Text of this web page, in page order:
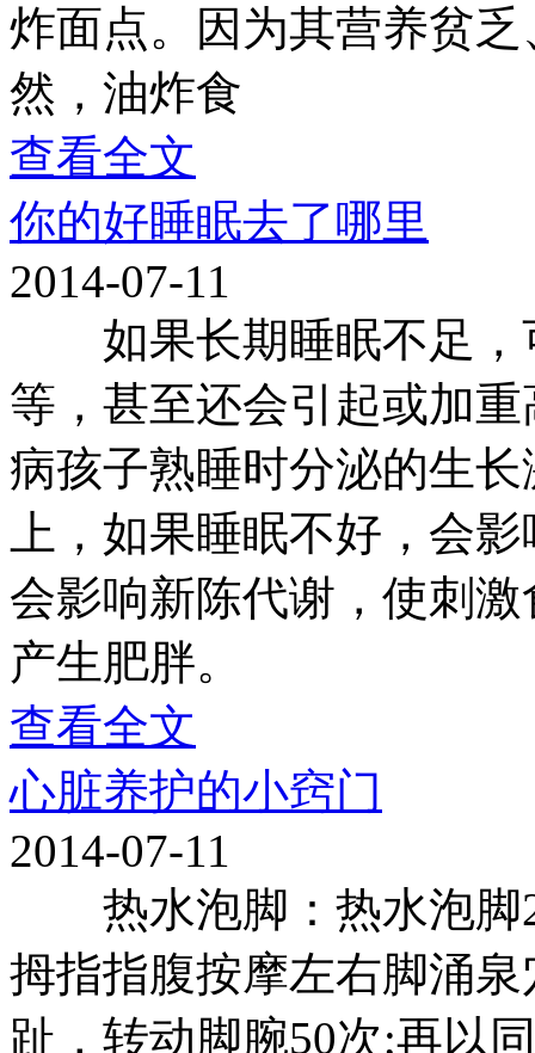
炸面点。因为其营养贫
然，油炸食
查看全文
你的好睡眠去了哪里
2014-07-11
如果长期睡眠不足，
等，甚至还会引起或加
病孩子熟睡时分泌的生
上，如果睡眠不好，会
会影响新陈代谢，使刺
产生肥胖。
查看全文
心脏养护的小窍门
2014-07-11
热水泡脚：热水泡脚
拇指指腹按摩左右脚涌
趾，转动脚腕50次;再以